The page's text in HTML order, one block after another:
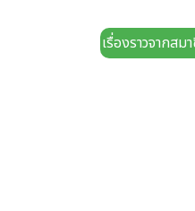
เรื่องราวจากสม